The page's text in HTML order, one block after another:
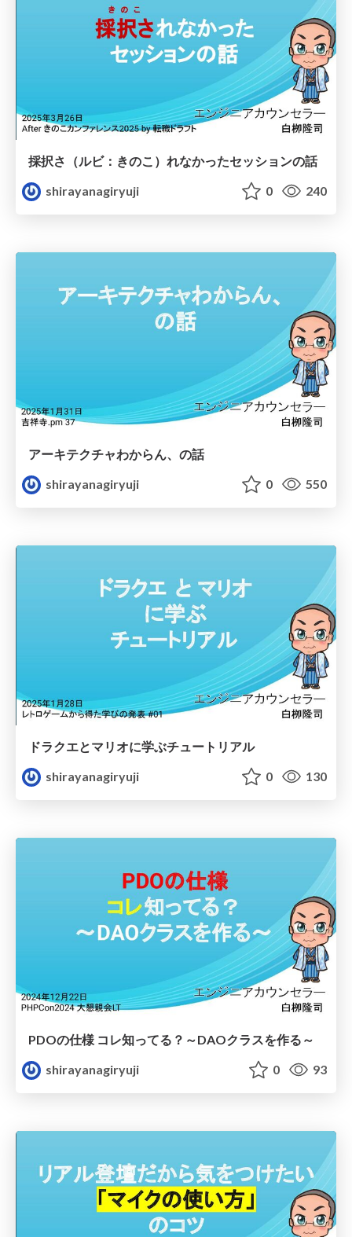
採択さ（ルビ：きのこ）れなかったセッションの話
shirayanagiryuji
0 240
アーキテクチャわからん、の話
shirayanagiryuji
0 550
ドラクエとマリオに学ぶチュートリアル
shirayanagiryuji
0 130
PDOの仕様 コレ知ってる？～DAOクラスを作る～
shirayanagiryuji
0 93